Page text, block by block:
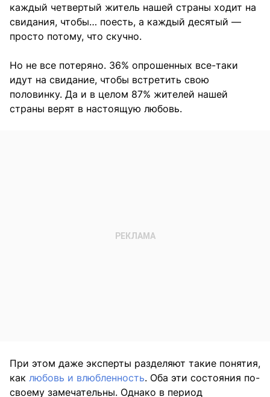
каждый четвертый житель нашей страны ходит на
свидания, чтобы… поесть, а каждый десятый —
просто потому, что скучно.
Но не все потеряно. 36% опрошенных все-таки
идут на свидание, чтобы встретить свою
половинку. Да и в целом 87% жителей нашей
страны верят в настоящую любовь.
При этом даже эксперты разделяют такие понятия,
как любовь и влюбленность. Оба эти состояния по-
своему замечательны. Однако в период